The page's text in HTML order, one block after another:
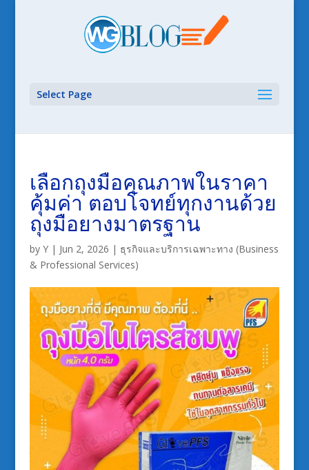
Select Page
เลือกถุงมือคุณภาพในราคา
คุ้มค่า ตอบโจทย์ทุกงานด้วย
ถุงมือยางมาตรฐาน
by Y| Jun 2, 2026 | ธุรกิจและบริการเฉพาะทาง (Business
& Professional Services)